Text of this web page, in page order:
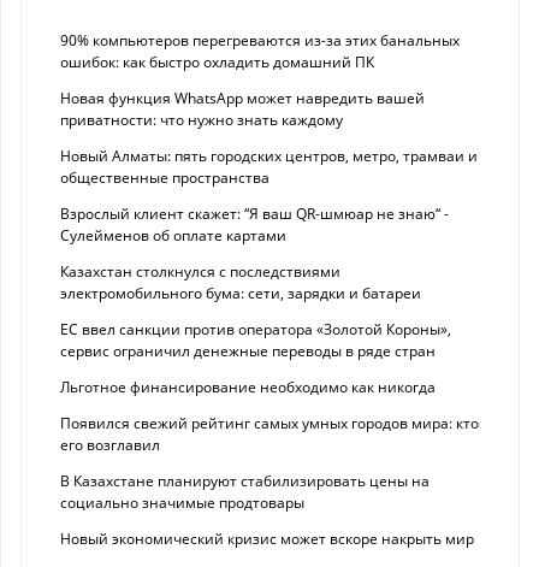
90% компьютеров перегреваются из-за этих банальных
ошибок: как быстро охладить домашний ПК
Новая функция WhatsApp может навредить вашей
приватности: что нужно знать каждому
Новый Алматы: пять городских центров, метро, трамваи и
общественные пространства
Взрослый клиент скажет: “Я ваш QR-шмюар не знаю“ -
Сулейменов об оплате картами
Казахстан столкнулся с последствиями
электромобильного бума: сети, зарядки и батареи
ЕС ввел санкции против оператора «Золотой Короны»,
сервис ограничил денежные переводы в ряде стран
Льготное финансирование необходимо как никогда
Появился свежий рейтинг самых умных городов мира: кто
его возглавил
В Казахстане планируют стабилизировать цены на
социально значимые продтовары
Новый экономический кризис может вскоре накрыть мир